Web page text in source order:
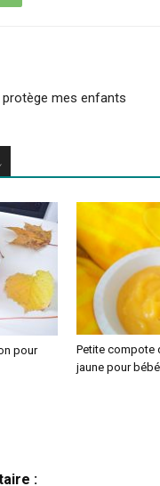
mes enfants
pour
Petite compote
jaune pour bébé
: